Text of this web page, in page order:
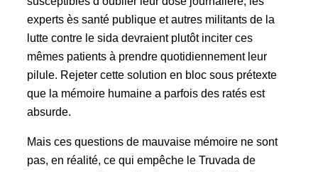
experts ès santé publique et autres militants de la
lutte contre le sida devraient plutôt inciter ces
mêmes patients à prendre quotidiennement leur
pilule. Rejeter cette solution en bloc sous prétexte
que la mémoire humaine a parfois des ratés est
absurde.
Mais ces questions de mauvaise mémoire ne sont
pas, en réalité, ce qui empêche le Truvada de